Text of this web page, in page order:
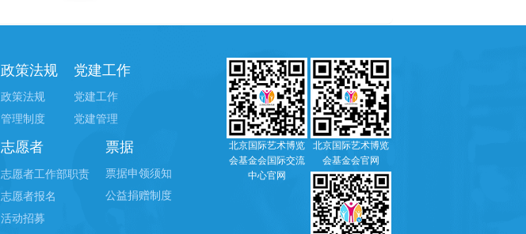
政策法规
政策法规
管理制度
党建工作
党建工作
党建管理
志愿者
志愿者工作部职责
志愿者报名
活动招募
票据
票据申领须知
公益捐赠制度
北京国际艺术博览
会基金会国际交流
中心官网
北京国际艺术博览
会基金会官网